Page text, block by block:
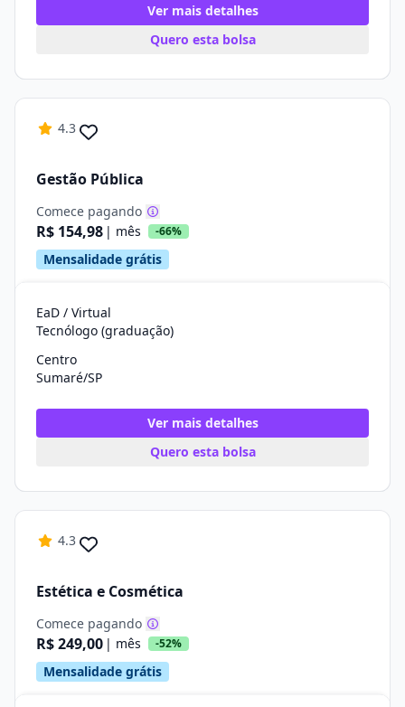
Ver mais detalhes
Quero esta bolsa
4.3
Gestão Pública
Comece pagando
R$ 154,98 | mês -66%
Mensalidade grátis
EaD / Virtual
Tecnólogo (graduação)
Centro
Sumaré/SP
Ver mais detalhes
Quero esta bolsa
4.3
Estética e Cosmética
Comece pagando
R$ 249,00 | mês -52%
Mensalidade grátis